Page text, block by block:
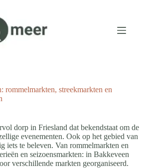
rommelmarkten, streekmarkten en
dorp in Friesland dat bekendstaat om de
evenementen. Ook op het gebied van
iets te beleven. Van rommelmarkten en
en seizoensmarkten: in Bakkeveen
verschillende markten georganiseerd.